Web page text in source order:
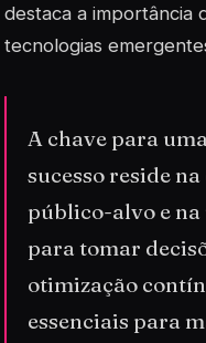
destaca a importância
tecnologias
A chave para
sucesso reside
público-alvo e na
para tomar
otimização
essenciais para